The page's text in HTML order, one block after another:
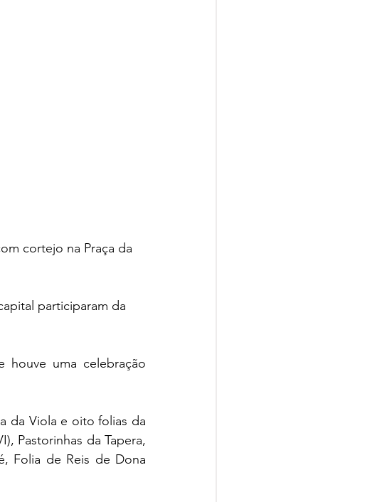
cortejo na Praça da
participaram da
uma celebração
da Viola e oito folias da
Pastorinhas da Tapera,
Folia de Reis de Dona